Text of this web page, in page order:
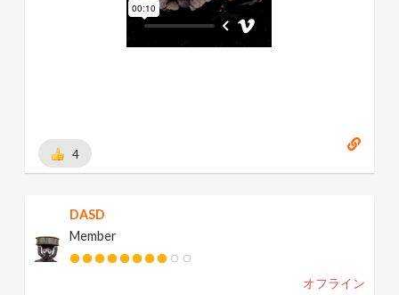
4
DASD
Member
オフライン